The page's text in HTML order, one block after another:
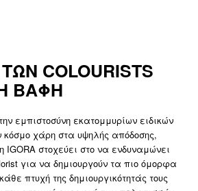
COLOURISTS
ΒΑΦΗ
εμπιστοσύνη εκατομμυρίων ειδικών
χάρη στα υψηλής απόδοσης,
IGORA στοχεύει στο να ενδυναμώνει
για να δημιουργούν τα πιο όμορφα
πτυχή της δημιουργικότητάς τους